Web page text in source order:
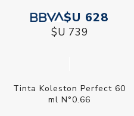
$U 628
$U 739
Tinta Koleston Perfect 60
ml N°0.66